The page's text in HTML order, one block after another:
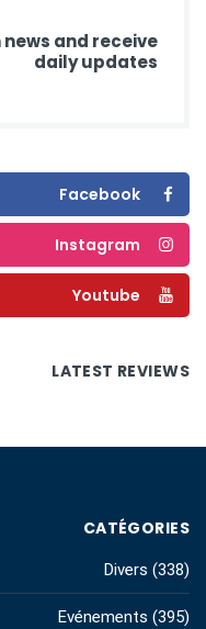
and receive
daily updates
Facebook
Instagram
Youtube
LATEST REVIEWS
CATÉGORIES
Divers (338)
Evénements (395)